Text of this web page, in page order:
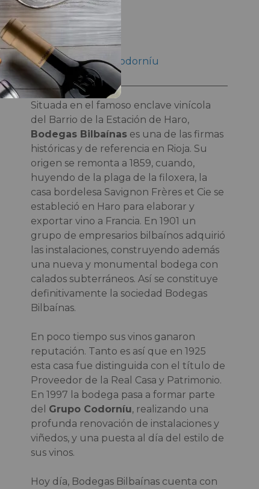
Bodegas Bilbaínas
Bodeguero
Grupo Raventós Codorníu
Situada en el famoso enclave vinícola
del Barrio de la Estación de Haro,
Bodegas Bilbaínases una de las firmas
históricas y de referencia en Rioja. Su
origen se remonta a 1859, cuando,
huyendo de la plaga de la filoxera, la
casa bordelesa Savignon Frères et Cie se
estableció en Haro para elaborar y
exportar vino a Francia. En 1901 un
grupo de empresarios bilbaínos adquirió
las instalaciones, construyendo además
una nueva y monumental bodega con
calados subterráneos. Así se constituye
definitivamente la sociedad Bodegas
Bilbaínas.
En poco tiempo sus vinos ganaron
reputación. Tanto es así que en 1925
esta casa fue distinguida con el título de
Proveedor de la Real Casa y Patrimonio.
En 1997 la bodega pasa a formar parte
del Grupo Codorníu, realizando una
profunda renovación de instalaciones y
viñedos, y una puesta al día del estilo de
sus vinos.
Hoy día, Bodegas Bilbaínas cuenta con